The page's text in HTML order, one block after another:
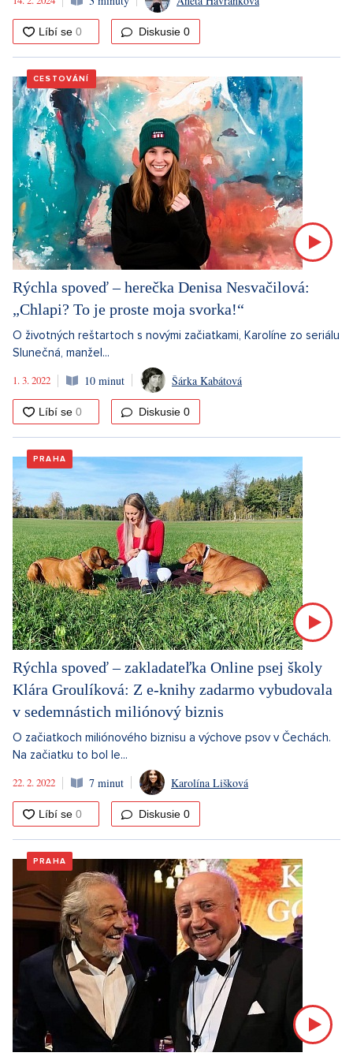
Diskusie 0
CESTOVÁNÍ
Rýchla spoveď – herečka Denisa Nesvačilová:
„Chlapi? To je proste moja svorka!“
O životných reštartoch s novými začiatkami, Karolíne zo seriálu
Slunečná, manžel...
1. 3. 2022
10 minut Šárka Kabátová
Diskusie 0
PRAHA
Rýchla spoveď – zakladateľka Online psej školy
Klára Groulíková: Z e-knihy zadarmo vybudovala
v sedemnástich miliónový biznis
O začiatkoch miliónového biznisu a výchove psov v Čechách.
Na začiatku to bol le...
22. 2. 2022
7 minut Karolína Lišková
Diskusie 0
PRAHA